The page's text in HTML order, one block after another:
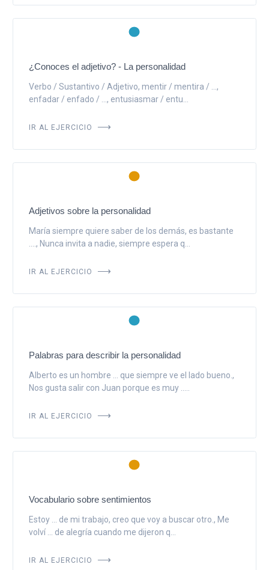
¿Conoces el adjetivo? - La personalidad
Verbo / Sustantivo / Adjetivo, mentir / mentira / ...,
enfadar / enfado / ..., entusiasmar / entu...
IR AL EJERCICIO
Adjetivos sobre la personalidad
María siempre quiere saber de los demás, es bastante
...., Nunca invita a nadie, siempre espera q...
IR AL EJERCICIO
Palabras para describir la personalidad
Alberto es un hombre ... que siempre ve el lado bueno.,
Nos gusta salir con Juan porque es muy .....
IR AL EJERCICIO
Vocabulario sobre sentimientos
Estoy ... de mi trabajo, creo que voy a buscar otro., Me
volví ... de alegría cuando me dijeron q...
IR AL EJERCICIO